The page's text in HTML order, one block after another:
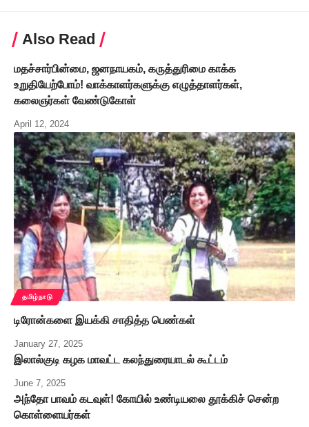
Also Read
மதச்சார்பின்மை, ஜனநாயகம், கருத்துரிமை காக்க
உறுதியேற்போம்! வாக்காளர்களுக்கு எழுத்தாளர்கள்,
கலைஞர்கள் வேண்டுகோள்
April 12, 2024
தமிழ்நாடு
டிரோன்களை இயக்கி சாதித்த பெண்கள்
January 27, 2025
இலால்குடி கழக மாவட்ட கலந்துரையாடல் கூட்டம்
June 7, 2025
அந்தோ பாவம் கடவுள்! கோயில் உண்டியலை தூக்கிச் சென்ற
கொள்ளையர்கள்